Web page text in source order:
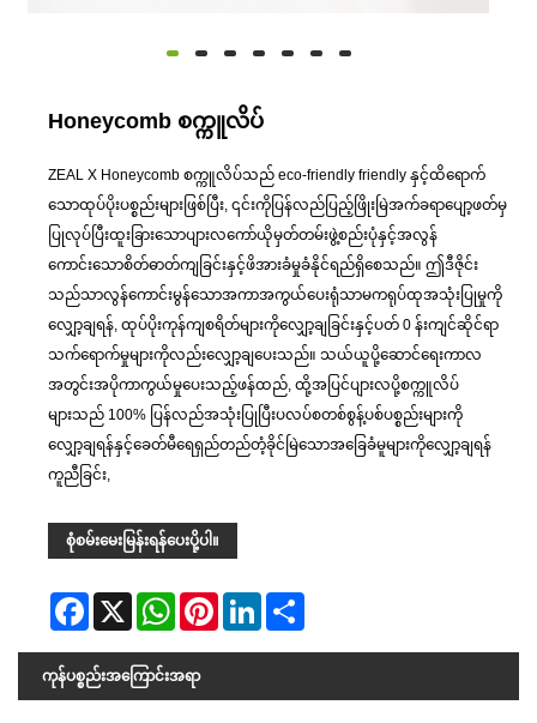
Honeycomb စက္ကူလိပ်
ZEAL X Honeycomb စက္ကူလိပ်သည် eco-friendly friendly နှင့်ထိရောက်
သောထုပ်ပိုးပစ္စည်းများဖြစ်ပြီး, ၎င်းကိုပြန်လည်ပြည့်ဖြိုးမြဲအက်ခရာပျော့ဖတ်မှ
ပြုလုပ်ပြီးထူးခြားသောပျားလကော်ယိုမှတ်တမ်းဖွဲ့စည်းပုံနှင့်အလွန်
ကောင်းသောစိတ်ဓာတ်ကျခြင်းနှင့်ဖိအားခံမှုခံနိုင်ရည်ရှိစေသည်။ ဤဒီဇိုင်း
သည်သာလွန်ကောင်းမွန်သောအကာအကွယ်ပေးရုံသာမကရုပ်ထုအသုံးပြုမှုကို
လျှော့ချရန်, ထုပ်ပိုးကုန်ကျစရိတ်များကိုလျှော့ချခြင်းနှင့်ပတ် 0 န်းကျင်ဆိုင်ရာ
သက်ရောက်မှုများကိုလည်းလျှော့ချပေးသည်။ သယ်ယူပို့ဆောင်ရေးကာလ
အတွင်းအပိုကာကွယ်မှုပေးသည့်ဖန်ထည်, ထို့အပြင်ပျားလပို့စက္ကူလိပ်
များသည် 100% ပြန်လည်အသုံးပြုပြီးပလပ်စတစ်စွန့်ပစ်ပစ္စည်းများကို
လျှော့ချရန်နှင့်ခေတ်မီရေရှည်တည်တံ့ခိုင်မြဲသောအခြေခံမူများကိုလျှော့ချရန်
ကူညီခြင်း,
စုံစမ်းမေးမြန်းရန်ပေးပို့ပါ။
Facebook
X WhatsAppPinterestLinkedIn
ကုန်ပစ္စည်းအကြောင်းအရာ